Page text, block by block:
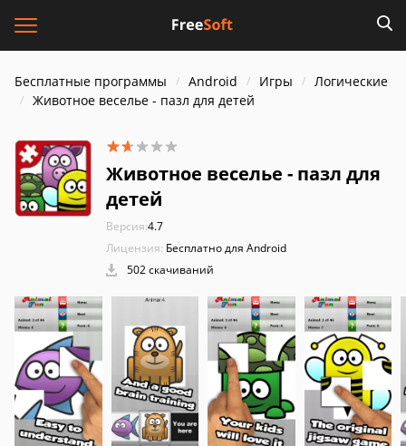
Бесплатные программы Android Игры
Логические
Животное веселье - пазл для детей
Животное веселье - пазл для
детей
Версия:4.7
Лицензия: Бесплатно для Android
502 скачиваний